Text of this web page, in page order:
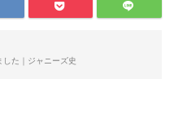
した｜ジャニーズ史